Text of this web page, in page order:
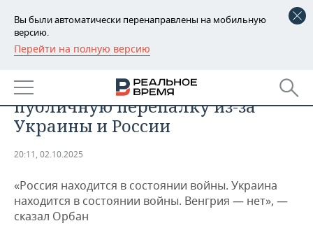
Вы были автоматически перенаправлены на мобильную
версию.
Перейти на полную версию
РЕГИОНЫ
БАШКОРТОСТАН
ТАТАРСТАН
НОВОСТИ
АНАЛИТИКА
ДЕКЛАРАЦИИ О ДОХОДАХ
КОРОЛИ ГОСЗАКАЗА ПФО
НОВОСТИ ЭКОНОМИКИ
ФИНАНСЫ
ПРОМЫШЛЕННОСТЬ
НОВОСТИ
ПРОМЫШЛЕННОСТИ
НЕДВИЖИМОСТЬ
Туск и Орбан вступили в
публичную перепалку из-за
Украины и России
20:11, 02.10.2025
«Россия находится в состоянии войны. Украина
находится в состоянии войны. Венгрия — нет», —
сказал Орбан